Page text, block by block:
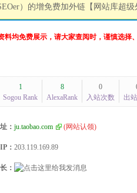
）的增免费加外链 【网站库超
料均免费展示，请大家查阅时，谨慎选择
1
Sogou Rank
8
AlexaRank
0
入站次数
出
： ju.taobao.com (网站认领)
： 203.119.169.89
：